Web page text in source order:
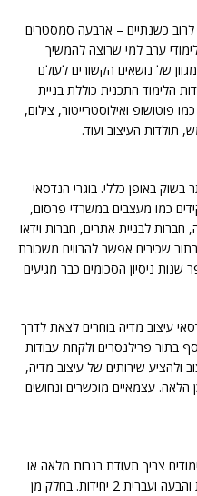
כשנתיים – ארבעה סמסטרים
ערב למי שרוצה להמשיך
של נושאים הקשורים לעולם
הלימוד התכנית כוללת בניית
פוטושופ ואילוסטרייטור, צילום,
תולדות העיצוב ועוד.
באופן כללי. בוגרי הנדסאי
כמו מעצבים במשרדי פרסום,
חברות לבניית אתרים, חברות וידאו
שכירים אפשר להרוויח משכורת
מספר שנות ניסיון הסכומים כבר מגיעים
עיצוב מדיה בוחרים לצאת לדרך
פרילנסרים ולקחת עבודות
ולהציע שירותים של עיצוב מדיה,
הלאה. עצמאיים מוכשרים ונחושים
צריך תעודת בגרות מלאה או
ציון עובר במקצועות מתמטיקה 3 יחידות והבעה ועברית 2 יחידות. בחלק מן